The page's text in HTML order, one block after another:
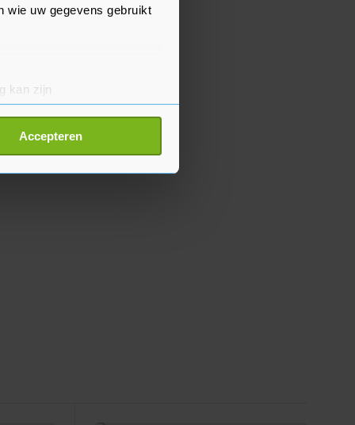
wie uw gegevens gebruikt
kan zijn
detailgedeelte
Accepteren